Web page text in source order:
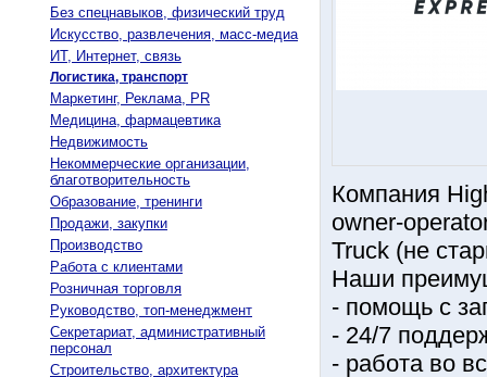
Без спецнавыков, физический труд
Искусство, развлечения, масс-медиа
ИТ, Интернет, связь
Логистика, транспорт
Маркетинг, Реклама, PR
Медицина, фармацевтика
Недвижимость
Некоммерческие организации,
благотворительность
Образование, тренинги
Продажи, закупки
Производство
Работа с клиентами
Розничная торговля
Руководство, топ-менеджмент
Секретариат, административный
персонал
Строительство, архитектура
Компания
owner-
Truck (не
Наши
- помощь с
- 24/7
- работа во